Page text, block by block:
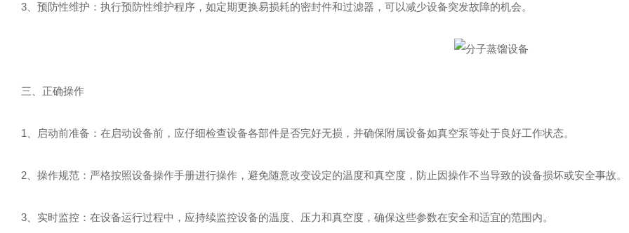
3、预防性维护：执行预防性维护程序，如定期更换易损耗的密封件和过滤器，可以减少设备突发故障的机会。
三、正确操作
1、启动前准备：在启动设备前，应仔细检查设备各部件是否完好无损，并确保附属设备如真空泵等处于良好工作状态。
2、操作规范：严格按照设备操作手册进行操作，避免随意改变设定的温度和真空度，防止因操作不当导致的设备损坏或安全事故。
3、实时监控：在设备运行过程中，应持续监控设备的温度、压力和真空度，确保这些参数在安全和适宜的范围内。